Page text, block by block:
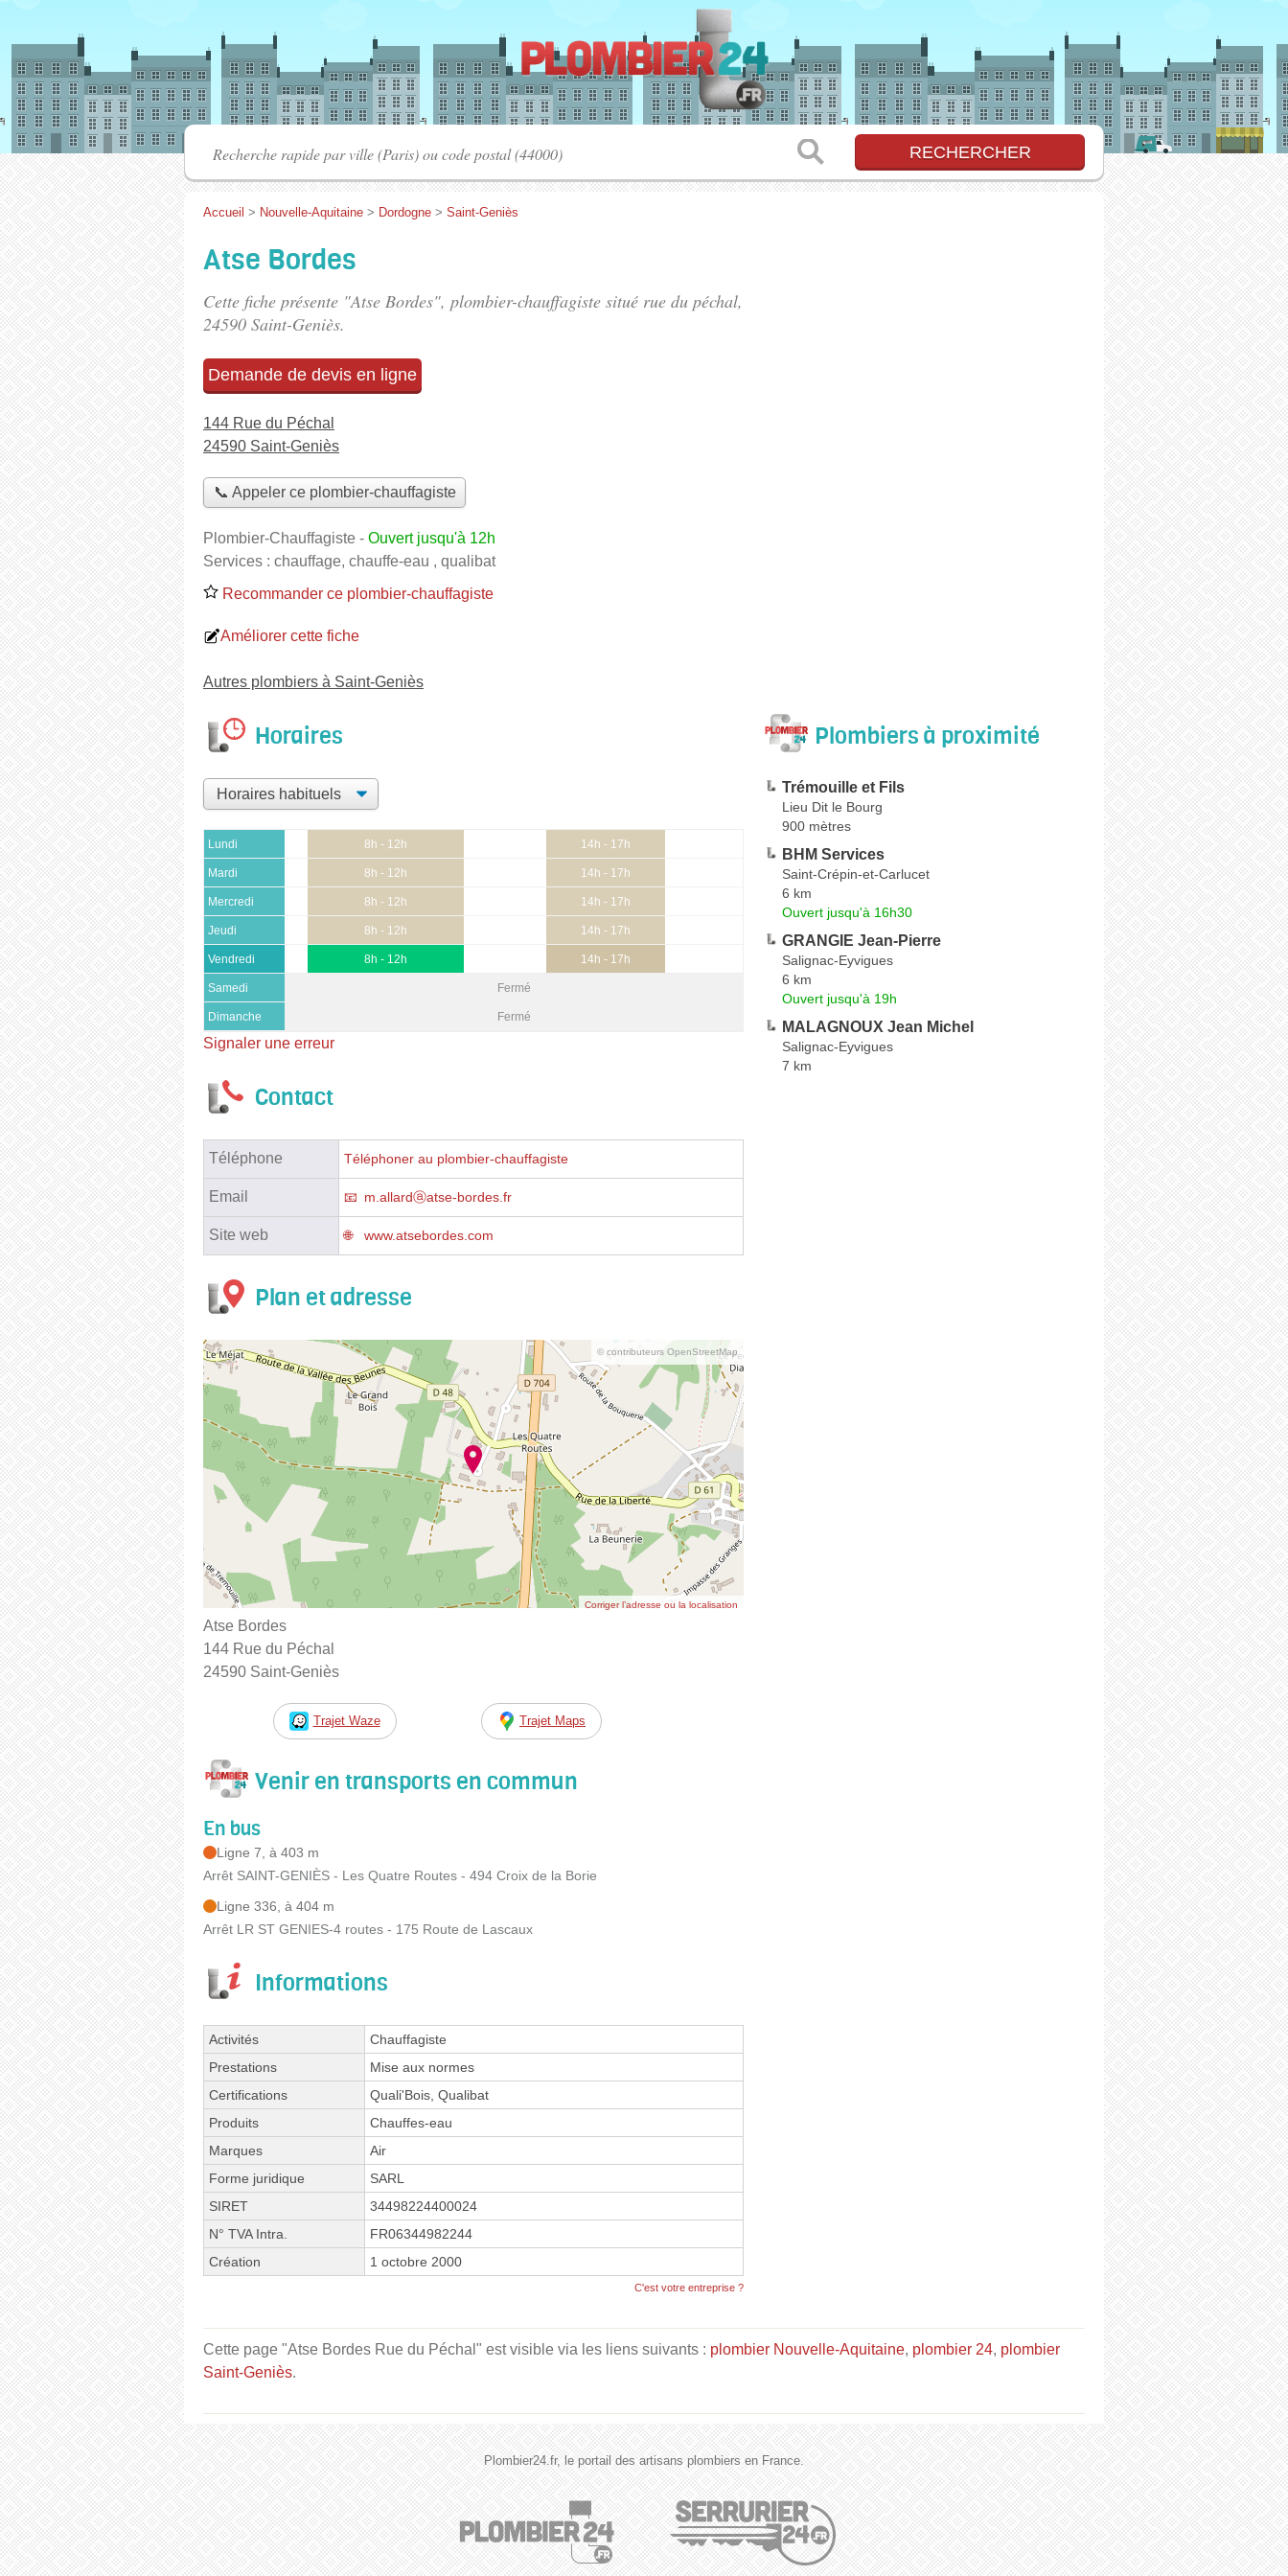
Accueil > Nouvelle-Aquitaine > Dordogne > Saint-Geniès
Atse Bordes
Cette fiche présente "Atse Bordes", plombier-chauffagiste situé rue du péchal,
24590 Saint-Geniès.
Demande de devis en ligne
144 Rue du Péchal
24590 Saint-Geniès
📞 Appeler ce plombier-chauffagiste
Plombier-Chauffagiste - Ouvert jusqu'à 12h
Services : chauffage, chauffe-eau , qualibat
Recommander ce plombier-chauffagiste
Améliorer cette fiche
Autres plombiers à Saint-Geniès
Horaires
Lundi 8h - 12h 14h - 17h
Mardi 8h - 12h 14h - 17h
Mercredi 8h - 12h 14h - 17h
Jeudi 8h - 12h 14h - 17h
Vendredi 8h - 12h 14h - 17h
Samedi Fermé
Dimanche Fermé
Signaler une erreur
Contact
Téléphone Téléphoner au plombier-chauffagiste
Email m.allardⓐatse-bordes.fr
Site web www.atsebordes.com
Plan et adresse
© contributeurs OpenStreetMap
Corriger l’adresse ou la localisation
Atse Bordes
144 Rue du Péchal
24590 Saint-Geniès
Trajet Waze Trajet Maps
Venir en transports en commun
En bus
Ligne 7, à 403 m
Arrêt SAINT-GENIÈS - Les Quatre Routes - 494 Croix de la Borie
Ligne 336, à 404 m
Arrêt LR ST GENIES-4 routes - 175 Route de Lascaux
Informations
Activités
Chauffagiste
Prestations
Mise aux normes
Certifications
Quali'Bois, Qualibat
Produits
Chauffes-eau
Marques
Air
Forme juridique
SARL
SIRET
34498224400024
N° TVA Intra.
FR06344982244
Création
1 octobre 2000
C'est votre entreprise ?
Plombiers à proximité
Trémouille et Fils
Lieu Dit le Bourg
900 mètres
BHM Services
Saint-Crépin-et-Carlucet
6 km
Ouvert jusqu'à 16h30
GRANGIE Jean-Pierre
Salignac-Eyvigues
6 km
Ouvert jusqu'à 19h
MALAGNOUX Jean Michel
Salignac-Eyvigues
7 km
Cette page "Atse Bordes Rue du Péchal" est visible via les liens suivants : plombier Nouvelle-Aquitaine, plombier 24, plombier
Saint-Geniès.
Plombier24.fr, le portail des artisans plombiers en France.